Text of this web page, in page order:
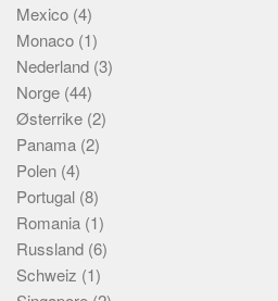
Mexico (4)
Monaco (1)
Nederland (3)
Norge (44)
Østerrike (2)
Panama (2)
Polen (4)
Portugal (8)
Romania (1)
Russland (6)
Schweiz (1)